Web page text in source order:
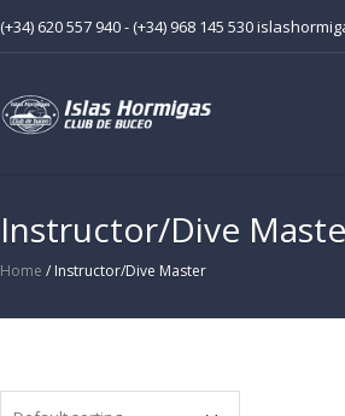
(+34) 620 557 940 - (+34) 968 145 530
Instructor/Dive
Home / Instructor/Dive Master